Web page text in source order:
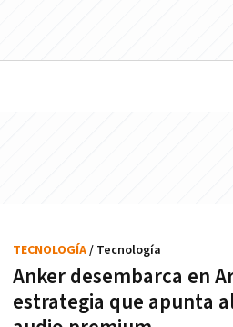
Anker desembarca en
estrategia que apunta
TECNOLOGÍA/ Tecnología